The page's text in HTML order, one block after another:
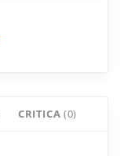
CRITICA(0)